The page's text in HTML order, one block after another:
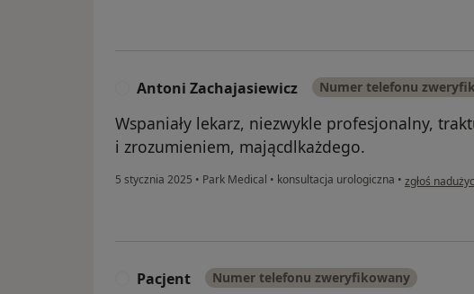
Antoni Zachajasiewicz Numer telefonu
Wspaniały lekarz, niezwykle profesjonalny,
i zrozumieniem, mającdlkażdego.
5 stycznia 2025 • Park Medical • konsultacja urologiczna • w opinii
zgłoś
Pacjent Numer telefonu zweryfikowany